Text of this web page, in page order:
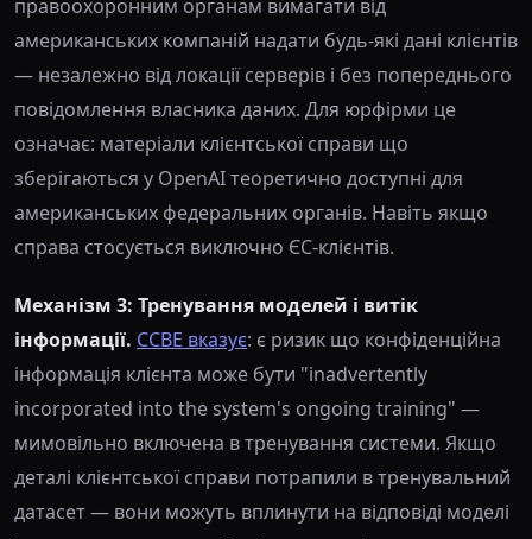
правоохоронним органам вимагати від
американських компаній надати будь-які дані клієнтів
— незалежно від локації серверів і без попереднього
повідомлення власника даних. Для юрфірми це
означає: матеріали клієнтської справи що
зберігаються у OpenAI теоретично доступні для
американських федеральних органів. Навіть якщо
справа стосується виключно ЄС-клієнтів.
Механізм 3: Тренування моделей і витік
інформації. CCBE вказує: є ризик що конфіденційна
інформація клієнта може бути "inadvertently
incorporated into the system's ongoing training" —
мимовільно включена в тренування системи. Якщо
деталі клієнтської справи потрапили в тренувальний
датасет — вони можуть вплинути на відповіді моделі